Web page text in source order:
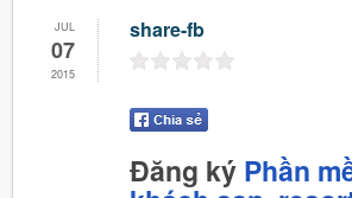
JUL
07
2015
share-fb
Đăng ký Phần